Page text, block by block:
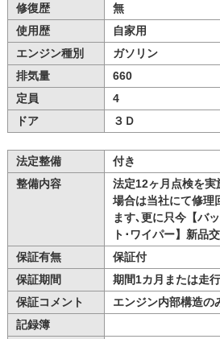
修復歴
無
使用歴
自家用
エンジン種別
ガソリン
排気量
660
定員
4
ドア
３Ｄ
法定整備
付き
整備内容
法定12ヶ月点検を実
場合は当社にて修理
ます､更に只今【バ
ト･ワイパー】新品
保証有無
保証付
保証期間
期間1カ月または走
保証コメント
エンジン内部構造の
記録簿